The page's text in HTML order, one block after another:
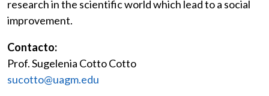
research in the scientific world which lead to a social
improvement.
Contacto:
Prof. Sugelenia Cotto Cotto
sucotto@uagm.edu